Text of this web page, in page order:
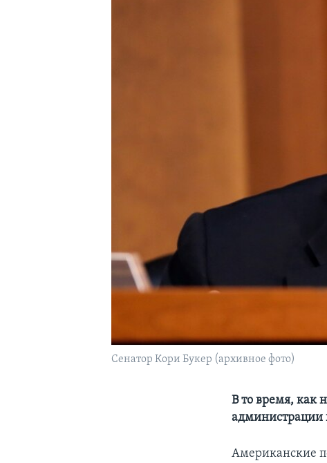
Сенатор Кори Букер (архивное фото)
В то время, как
администрации
Американские